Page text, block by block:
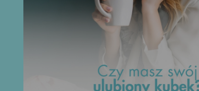
porcelana